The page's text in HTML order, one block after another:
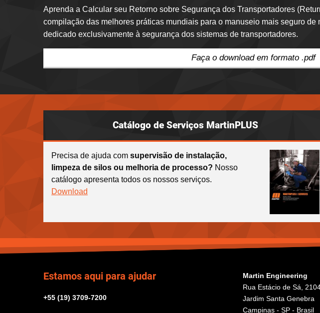
Aprenda a Calcular seu Retorno sobre Segurança dos Transportadores
compilação das melhores práticas mundiais para o manuseio mais seguro
dedicado exclusivamente à segurança dos sistemas de transportadores.
Faça o download em formato .pdf
Catálogo de Serviços MartinPLUS
Precisa de ajuda com supervisão de instalação,
limpeza de silos ou melhoria de processo? Nosso
catálogo apresenta todos os nossos serviços.
Download
Estamos aqui para ajudar
+55 (19) 3709-7200
Martin Engineering
Rua Estácio de Sá,
Jardim Santa Genebra
Campinas - SP - Brasil